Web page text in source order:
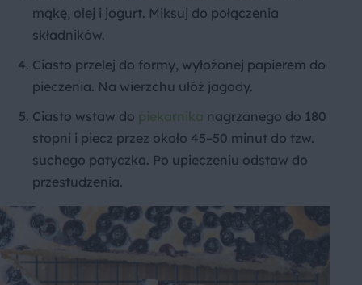
mąkę, olej i jogurt. Miksuj do połączenia
składników.
Ciasto przelej do formy, wyłożonej papierem do
pieczenia. Na wierzchu ułóż jagody.
Ciasto wstaw do piekarnika nagrzanego do 180
stopni i piecz przez około 45–50 minut do tzw.
suchego patyczka. Po upieczeniu odstaw do
przestudzenia.